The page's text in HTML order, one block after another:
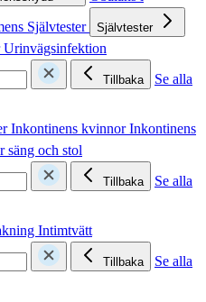
Självtester Självtester
Urinvägsinfektion
Tillbaka
Se alla
Inkontinens kvinnorInkontinens
säng och stol
Tillbaka
Se alla
Intimtvätt
Tillbaka
Se alla